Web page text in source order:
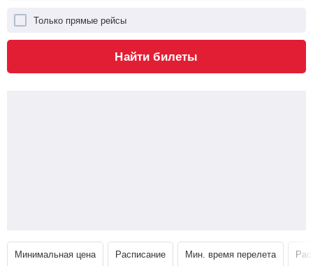
Только прямые рейсы
Найти билеты
Минимальная цена Расписание Мин. время перелета